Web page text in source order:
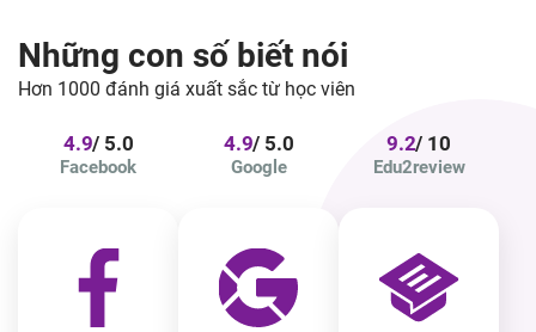
Những con số biết nói
Hơn 1000 đánh giá xuất sắc từ học viên
4.9 5.0
Facebook
4.9 5.0
Google
9.2 10
Edu2review